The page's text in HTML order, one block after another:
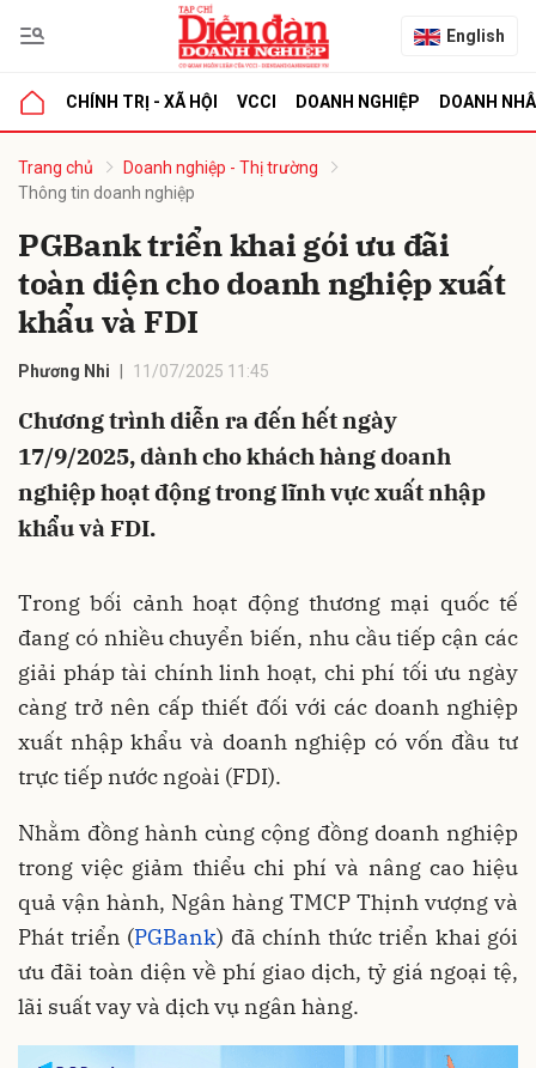
English
CHÍNH TRỊ - XÃ HỘI VCCI DOANH NGHIỆP DOANH
Trang chủ
Doanh nghiệp - Thị trường
Thông tin doanh nghiệp
PGBank triển khai gói ưu đãi
toàn diện cho doanh nghiệp xuất
khẩu và FDI
Phương Nhi 11/07/2025 11:45
Chương trình diễn ra đến hết ngày
17/9/2025, dành cho khách hàng doanh
nghiệp hoạt động trong lĩnh vực xuất nhập
khẩu và FDI.
Trong bối cảnh hoạt động thương mại quốc tế
đang có nhiều chuyển biến, nhu cầu tiếp cận các
giải pháp tài chính linh hoạt, chi phí tối ưu ngày
càng trở nên cấp thiết đối với các doanh nghiệp
xuất nhập khẩu và doanh nghiệp có vốn đầu tư
trực tiếp nước ngoài (FDI).
Nhằm đồng hành cùng cộng đồng doanh nghiệp
trong việc giảm thiểu chi phí và nâng cao hiệu
quả vận hành, Ngân hàng TMCP Thịnh vượng và
Phát triển (PGBank) đã chính thức triển khai gói
ưu đãi toàn diện về phí giao dịch, tỷ giá ngoại tệ,
lãi suất vay và dịch vụ ngân hàng.
luận